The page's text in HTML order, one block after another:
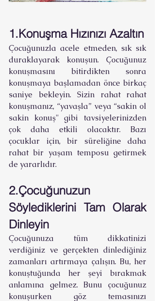
1.Konuşma Hızınızı Azaltın
Çocuğunuzla acele etmeden, sık sık
duraklayarak konuşun. Çocuğunuz
konuşmasını bitirdikten sonra
konuşmaya başlamadan önce birkaç
saniye bekleyin. Sizin rahat rahat
konuşmanız, “yavaşla” veya “sakin ol
sakin konuş'' gibi tavsiyelerinizden
çok daha etkili olacaktır. Bazı
çocuklar için, bir süreliğine daha
rahat bir yaşam temposu getirmek
de yararlıdır.
2.Çocuğunuzun
Söylediklerini Tam Olarak
Dinleyin
Çocuğunuza tüm dikkatinizi
verdiğiniz ve gerçekten dinlediğiniz
zamanları artırmaya çalışın. Bu, her
konuştuğunda her şeyi bırakmak
anlamına gelmez. Bunu çocuğunuz
konuşurken göz temasınızı